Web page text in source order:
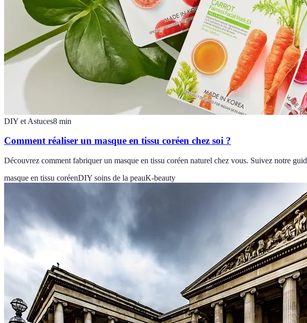
DIY et Astuces8 min
Comment réaliser un masque en tissu coréen chez soi ?
Découvrez comment fabriquer un masque en tissu coréen naturel chez vous. Suivez notre
masque en tissu coréenDIY soins de la peauK-beauty